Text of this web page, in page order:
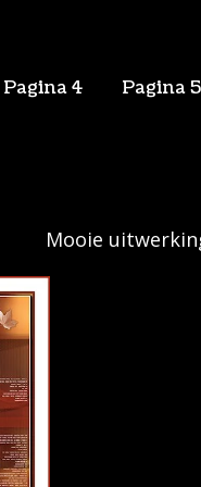
Pagina 4 Pagina 5
Mooie